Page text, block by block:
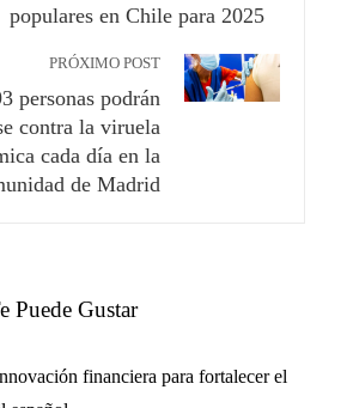
populares en Chile para 2025
PRÓXIMO POST
personas podrán
contra la viruela
cada día en la
de Madrid
Puede Gustar